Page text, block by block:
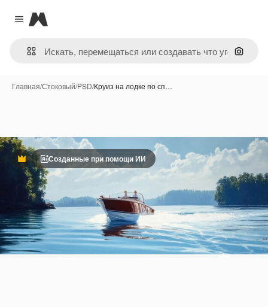
Close menu
Magnific
Поиск
Главная/Стоковый/PSD/Круиз на лодке по сп…
ПремиумСозданные при помощи ИИ